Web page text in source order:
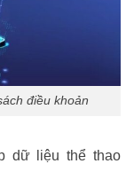
điều khoản
dữ liệu thể thao